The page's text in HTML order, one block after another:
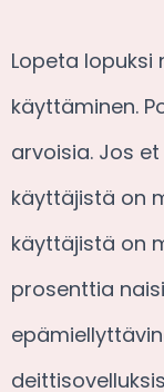
Lopeta
käyttäminen.
arvoisia. Jos
käyttäjistä on
käyttäjistä on
prosenttia